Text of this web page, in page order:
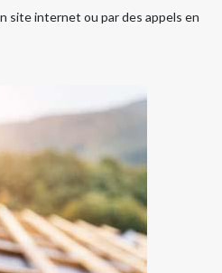
site internet ou par des appels en